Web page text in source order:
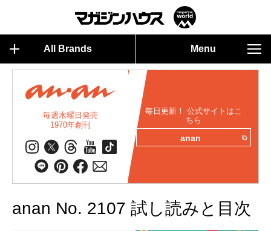
All Brands Menu
毎週水曜日発売
1970年創刊
毎日更新！ 公式サイトはこ
ちら
anan
anan No. 2107 試し読みと目次